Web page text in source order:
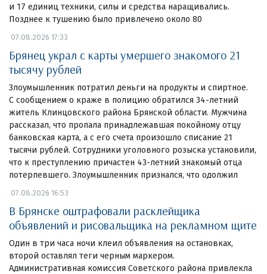
и 17 единиц техники, силы и средства наращивались.
Позднее к тушению было привлечено около 80
07.08.2026 17:33
Брянец украл с карты умершего знакомого 21
тысячу рублей
Злоумышленник потратил деньги на продукты и спиртное.
С сообщением о краже в полицию обратился 34-летний
житель Клинцовского района Брянской области. Мужчина
рассказал, что пропала принадлежавшая покойному отцу
банковская карта, а с его счета произошло списание 21
тысячи рублей. Сотрудники уголовного розыска установили,
что к преступлению причастен 43-летний знакомый отца
потерпевшего. Злоумышленник признался, что одолжил
07.08.2026 16:53
В Брянске оштрафовали расклейщика
объявлений и рисовальщика на рекламном щите
Один в три часа ночи клеил объявления на остановках,
второй оставлял теги черным маркером.
Административная комиссия Советского района привлекла